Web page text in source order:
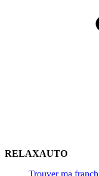
RELAXAUTO
Trouver ma